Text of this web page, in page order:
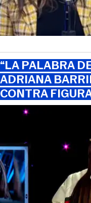
“LA PALABRA
ADRIANA
CONTRA